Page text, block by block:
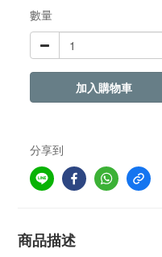
數量
加入購物車
分享到
商品描述